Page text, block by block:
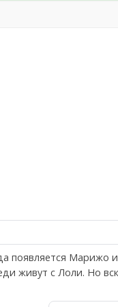
появляется Марижо
живут с Лоли. Но